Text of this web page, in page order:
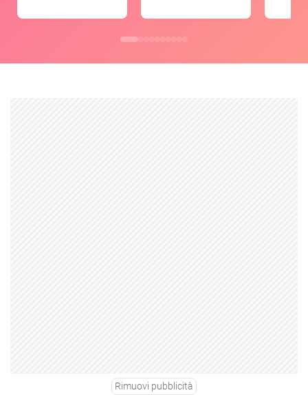
Rimuovi pubblicità